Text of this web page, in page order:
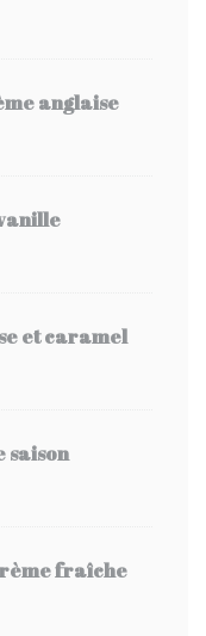
anglaise
et caramel
saison
fraîche